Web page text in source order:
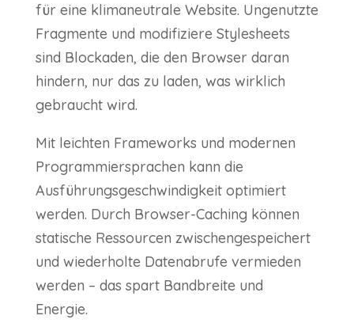
für eine klimaneutrale Website. Ungenutzte
Fragmente und modifiziere Stylesheets
sind Blockaden, die den Browser daran
hindern, nur das zu laden, was wirklich
gebraucht wird.
Mit leichten Frameworks und modernen
Programmiersprachen kann die
Ausführungsgeschwindigkeit optimiert
werden. Durch Browser-Caching können
statische Ressourcen zwischengespeichert
und wiederholte Datenabrufe vermieden
werden – das spart Bandbreite und
Energie.